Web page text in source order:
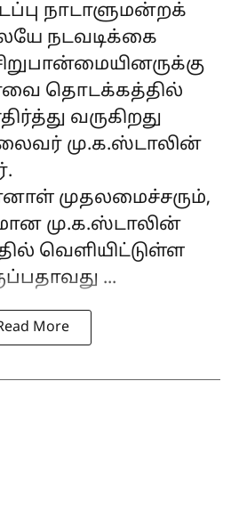
நாடாளுமன்றக்
நடவடிக்கை
தொடக்கத்தில்
வருகிறது
மு.க.ஸ்டாலின்
முதலமைச்சரும்,
மு.க.ஸ்டாலின்
வெளியிட்டுள்ள
...
More